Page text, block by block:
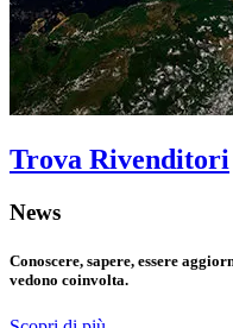
Trova Rivenditori
News
Conoscere, sapere, essere
vedono coinvolta.